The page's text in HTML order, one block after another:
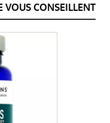
VOUS CONSEILLENT